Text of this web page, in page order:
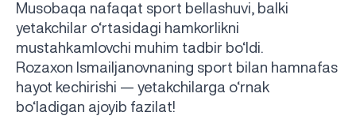
Musobaqa nafaqat sport bellashuvi, balki
yetakchilar o‘rtasidagi hamkorlikni
mustahkamlovchi muhim tadbir bo‘ldi.
Rozaxon Ismailjanovnaning sport bilan hamnafas
hayot kechirishi — yetakchilarga o‘rnak
bo‘ladigan ajoyib fazilat!
UBS professori "Yangi O‘zbekiston yosh olimlari"
qatoridan joy oldi!
Sevimli "UBS xabarnomasi" gazetamizning yangi soni
nashrdan chiqdi!
UBS faoliyati tahlili va istiqboldagi rejalar
UBS oʻqituvchilari Qirgʻizistonda malaka oshirdi
G‘alaba sari olg‘a, O‘zbekiston!
TAYINLOV
UBS OAVda
UBS va bitiruvchi talabalar viloyat hokimligi tomonidan
taqdirlandi
Til oʻrganishda Ovropacha aytganda "level up" qilishni
xohlaysizmi?
Inson kapitaliga yo‘naltirilgan investitsiya — Yangi
O‘zbekiston taraqqiyotining eng muhim tayanchi